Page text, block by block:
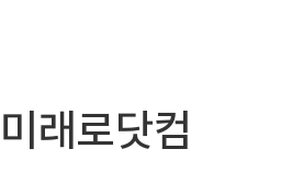
텐
미래로닷컴